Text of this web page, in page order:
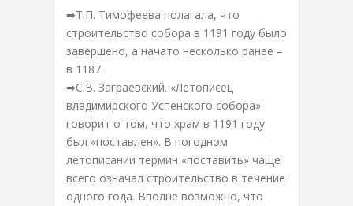
➡Т.П. Тимофеева полагала, что
строительство собора в 1191 году было
завершено, а начато несколько ранее –
в 1187.
➡С.В. Заграевский. «Летописец
владимирского Успенского собора»
говорит о том, что храм в 1191 году
был «поставлен». В погодном
летописании термин «поставить» чаще
всего означал строительство в течение
одного года. Вполне возможно, что